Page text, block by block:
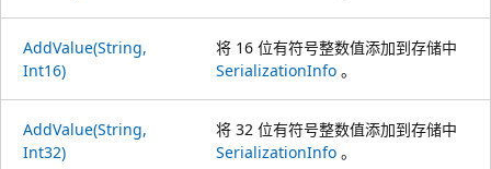
AddValue(String,
Int16)
将 16 位有符号整数值添加到存储中
SerializationInfo 。
AddValue(String,
Int32)
将 32 位有符号整数值添加到存储中
SerializationInfo 。